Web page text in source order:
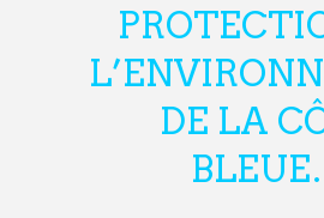
DE LA